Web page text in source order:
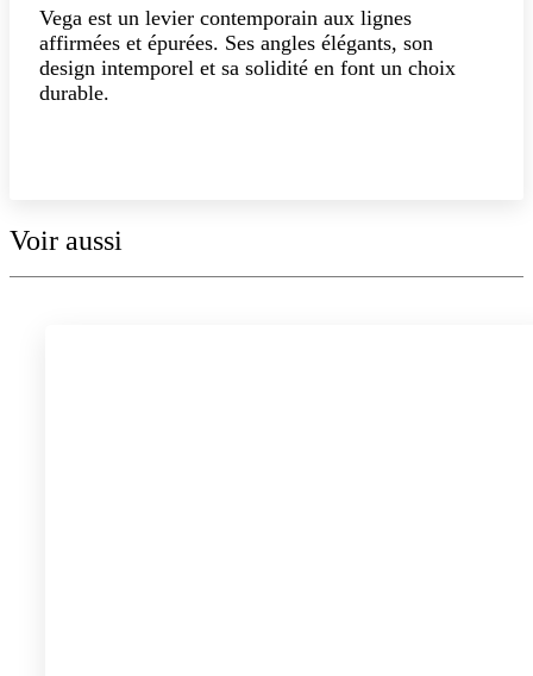
Vega est un levier contemporain aux lignes
affirmées et épurées. Ses angles élégants, son
design intemporel et sa solidité en font un choix
durable.
Voir aussi